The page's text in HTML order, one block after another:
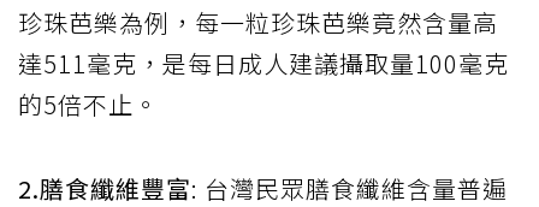
珍珠芭樂為例，每一粒珍珠芭樂竟然含量高
達511毫克，是每日成人建議攝取量100毫克
的5倍不止。
2.膳食纖維豐富: 台灣民眾膳食纖維含量普遍